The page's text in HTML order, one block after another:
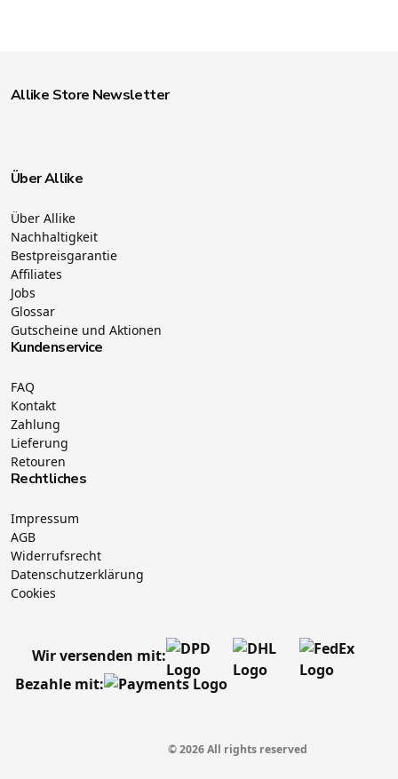
Allike Store Newsletter
Über Allike
Über Allike
Nachhaltigkeit
Bestpreisgarantie
Affiliates
Jobs
Glossar
Gutscheine und Aktionen
Kundenservice
FAQ
Kontakt
Zahlung
Lieferung
Retouren
Rechtliches
Impressum
AGB
Widerrufsrecht
Datenschutzerklärung
Cookies
Wir versenden mit:
Bezahle mit:
© 2026 All rights reserved